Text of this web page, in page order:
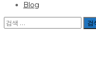
Blog
검
색: